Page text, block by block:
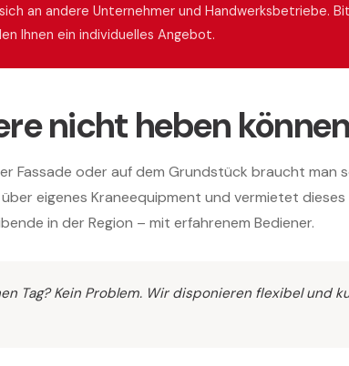
an andere Unternehmer und Handwerksbetriebe.
Ihnen ein individuelles Angebot.
nicht heben
Fassade oder auf dem Grundstück braucht man
eigenes Kraneequipment und vermietet
in der Region – mit erfahrenem Bediener.
Tag? Kein Problem. Wir disponieren flexibel und